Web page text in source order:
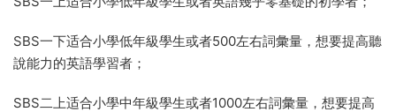
SBS一下适合小學低年級學生或者500左右詞彙量，想要提高聽
說能力的英語學習者；
SBS二上适合小學中年級學生或者1000左右詞彙量，想要提高